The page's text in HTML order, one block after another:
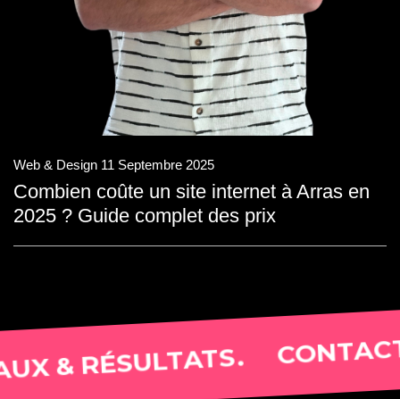
Web & Design 11 Septembre 2025
Combien coûte un site internet à Arras en
2025 ? Guide complet des prix
CONTACTEZ-NOUS,